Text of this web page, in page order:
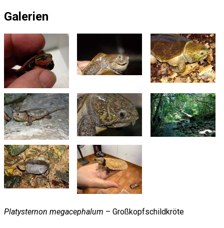
Galerien
Platysternon megacephalum – Großkopfschildkröte